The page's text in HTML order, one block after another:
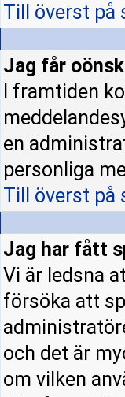
Till överst på
Jag får
I framtiden
en
personliga
Till överst på
Jag har fått
Vi är ledsna
försöka att
och det är
om vilken